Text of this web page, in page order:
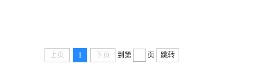
上页 1 下页 到第 页 跳转